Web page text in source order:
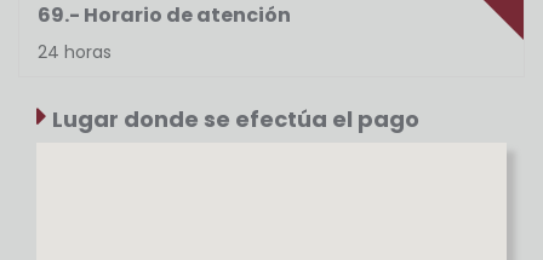
69.- Horario de atención
24 horas
Lugar donde se efectúa el pago